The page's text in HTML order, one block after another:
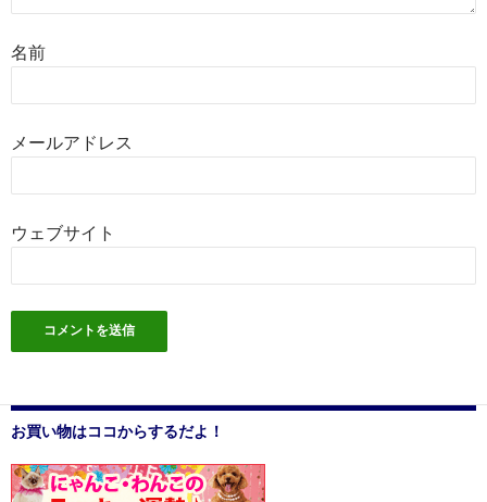
名前
メールアドレス
ウェブサイト
お買い物はココからするだよ！